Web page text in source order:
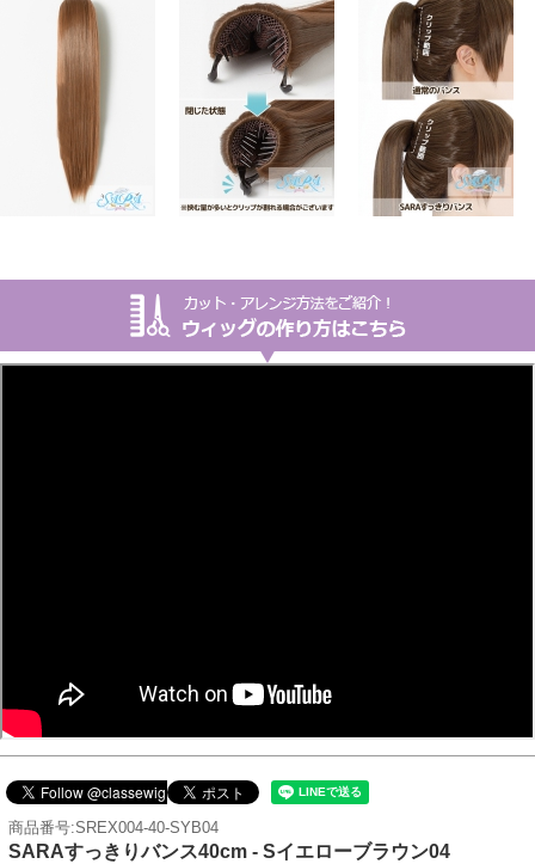
商品番号:SREX004-40-SYB04
SARAすっきりバンス40cm - Sイエローブラウン04